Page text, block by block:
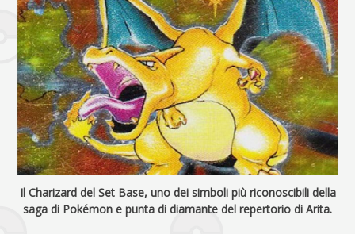
Il Charizard del Set Base, uno dei simboli più riconoscibili della
saga di Pokémon e punta di diamante del repertorio di Arita.